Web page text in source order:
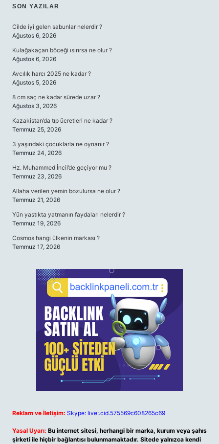
SIDEBAR
SON YAZILAR
Cilde iyi gelen sabunlar nelerdir ?
Ağustos 6, 2026
Kulağakaçan böceği ısırırsa ne olur ?
Ağustos 6, 2026
Avcılık harcı 2025 ne kadar ?
Ağustos 5, 2026
8 cm saç ne kadar sürede uzar ?
Ağustos 3, 2026
Kazakistan’da tıp ücretleri ne kadar ?
Temmuz 25, 2026
3 yaşındaki çocuklarla ne oynanır ?
Temmuz 24, 2026
Hz. Muhammed İncil’de geçiyor mu ?
Temmuz 23, 2026
Allaha verilen yemin bozulursa ne olur ?
Temmuz 21, 2026
Yün yastıkta yatmanın faydaları nelerdir ?
Temmuz 19, 2026
Cosmos hangi ülkenin markası ?
Temmuz 17, 2026
Reklam ve İletişim: Skype: live:.cid.575569c608265c69
Yasal Uyarı: Bu internet sitesi, herhangi bir marka, kurum veya şahıs
şirketi ile hiçbir bağlantısı bulunmamaktadır. Sitede yalnızca kendi